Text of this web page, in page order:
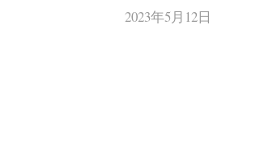
2023年5月12日